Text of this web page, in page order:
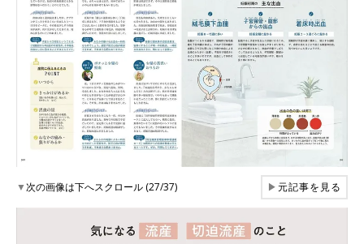
▼次の画像は下へスクロール (27/37) ▶元記事を見る